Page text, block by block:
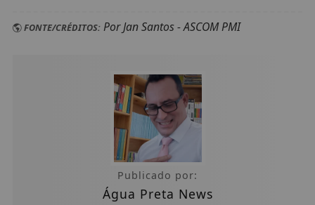
FONTE/CRÉDITOS:Por Jan Santos - ASCOM PMI
Publicado por:
Água Preta News